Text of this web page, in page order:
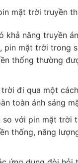
mặt trời truyền
năng truyền
mặt trời trong
thống thường
đi qua một
toàn ánh sáng
với pin mặt trời
thống, năng